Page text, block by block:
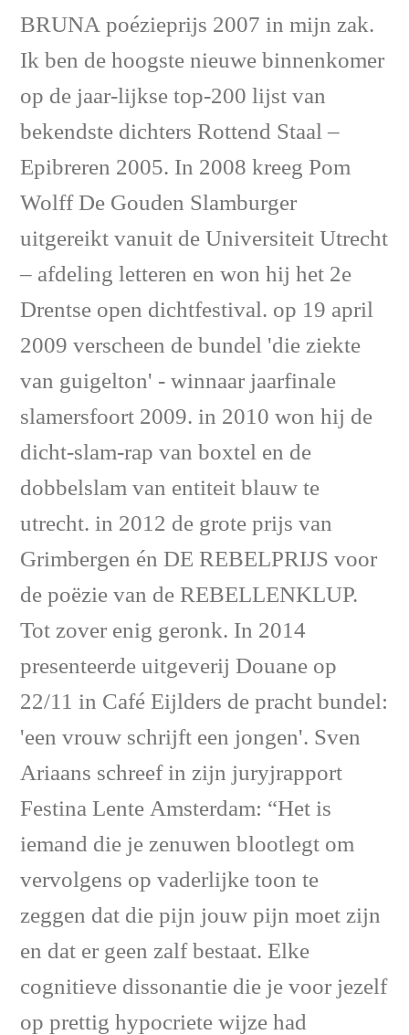
BRUNA poézieprijs 2007 in mijn zak.
Ik ben de hoogste nieuwe binnenkomer
op de jaar-lijkse top-200 lijst van
bekendste dichters Rottend Staal –
Epibreren 2005. In 2008 kreeg Pom
Wolff De Gouden Slamburger
uitgereikt vanuit de Universiteit Utrecht
– afdeling letteren en won hij het 2e
Drentse open dichtfestival. op 19 april
2009 verscheen de bundel 'die ziekte
van guigelton' - winnaar jaarfinale
slamersfoort 2009. in 2010 won hij de
dicht-slam-rap van boxtel en de
dobbelslam van entiteit blauw te
utrecht. in 2012 de grote prijs van
Grimbergen én DE REBELPRIJS voor
de poëzie van de REBELLENKLUP.
Tot zover enig geronk. In 2014
presenteerde uitgeverij Douane op
22/11 in Café Eijlders de pracht bundel:
'een vrouw schrijft een jongen'. Sven
Ariaans schreef in zijn juryjrapport
Festina Lente Amsterdam: “Het is
iemand die je zenuwen blootlegt om
vervolgens op vaderlijke toon te
zeggen dat die pijn jouw pijn moet zijn
en dat er geen zalf bestaat. Elke
cognitieve dissonantie die je voor jezelf
op prettig hypocriete wijze had